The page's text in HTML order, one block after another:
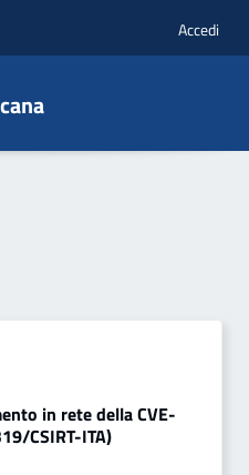
Accedi
in rete della CVE-
CSIRT-ITA)